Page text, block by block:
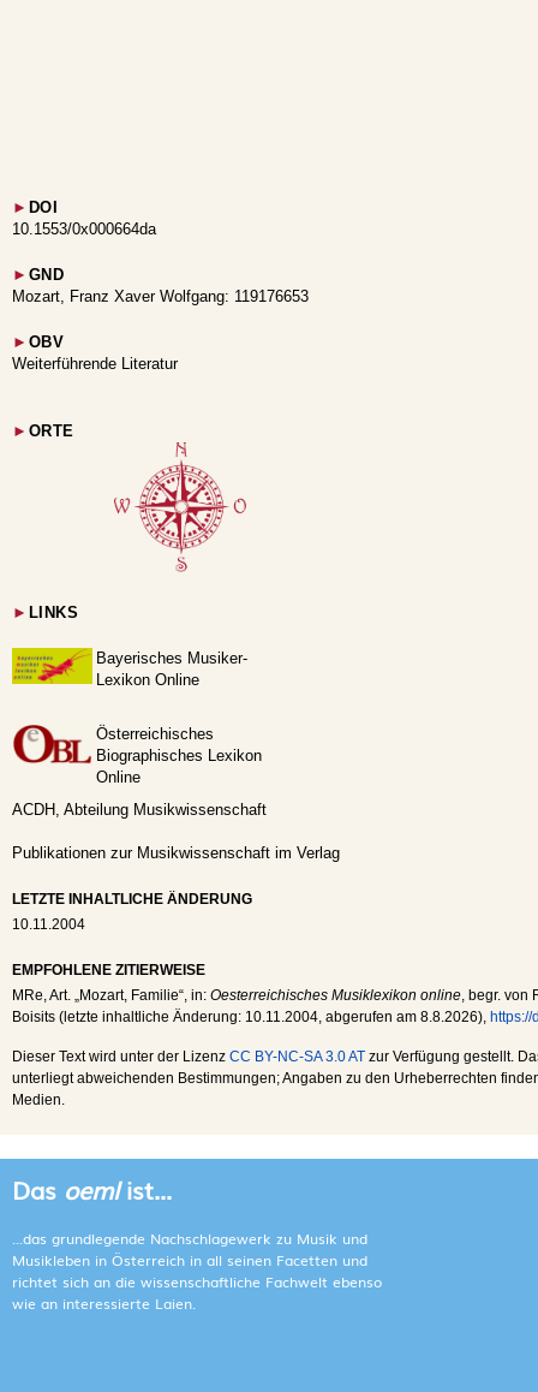
► DOI
10.1553/0x000664da
► GND
Mozart, Franz Xaver Wolfgang: 119176653
► OBV
Weiterführende Literatur
► ORTE
► LINKS
Bayerisches Musiker-
Lexikon Online
Österreichisches
Biographisches Lexikon
Online
ACDH, Abteilung Musikwissenschaft
Publikationen zur Musikwissenschaft im Verlag
LETZTE INHALTLICHE ÄNDERUNG
10.11.2004
EMPFOHLENE ZITIERWEISE
MRe, Art. „Mozart, Familie“, in: Oesterreichisches Musiklexikon online, begr. von
Boisits (letzte inhaltliche Änderung: 10.11.2004, abgerufen am 8.8.2026),
Dieser Text wird unter der Lizenz CC BY-NC-SA 3.0 AT zur Verfügung gestellt.
unterliegt abweichenden Bestimmungen; Angaben zu den Urheberrechten
Medien.
Das oemlist...
...das grundlegende Nachschlagewerk zu Musik und
Musikleben in Österreich in all seinen Facetten und
richtet sich an die wissenschaftliche Fachwelt ebenso
wie an interessierte Laien.